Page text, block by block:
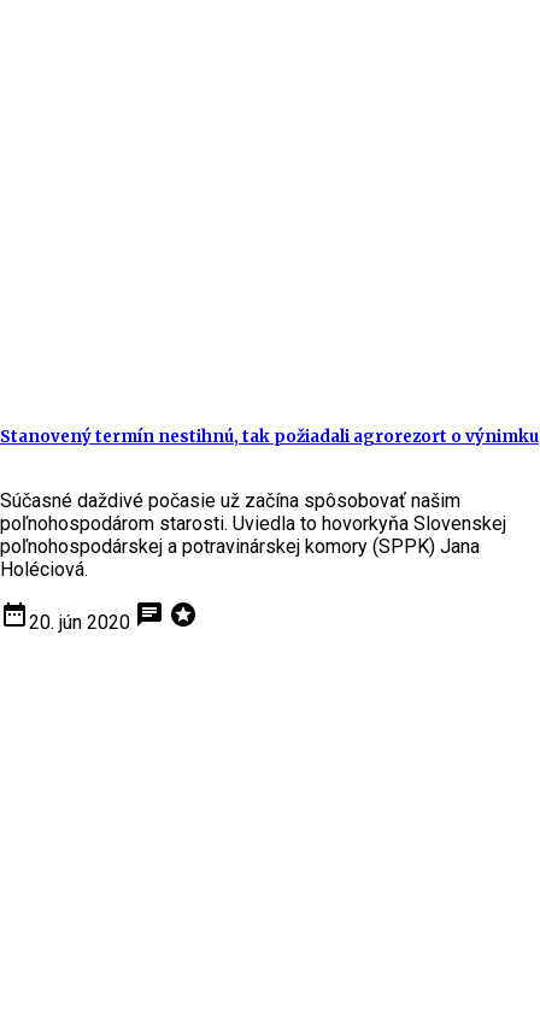
Stanovený termín nestihnú, tak požiadali agrorezort o výnimku
Súčasné daždivé počasie už začína spôsobovať našim
poľnohospodárom starosti. Uviedla to hovorkyňa Slovenskej
poľnohospodárskej a potravinárskej komory (SPPK) Jana
Holéciová.
date_range20. jún 2020 chat stars